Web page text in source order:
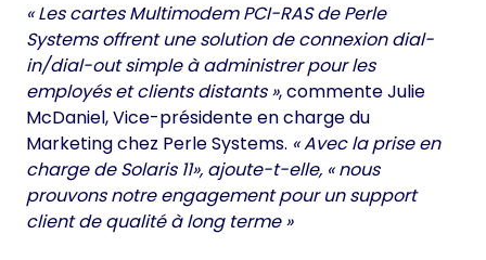
« Les cartes Multimodem PCI-RAS de Perle
Systems offrent une solution de connexion dial-
in/dial-out simple à administrer pour les
employés et clients distants », commente Julie
McDaniel, Vice-présidente en charge du
Marketing chez Perle Systems. « Avec la prise en
charge de Solaris 11», ajoute-t-elle, « nous
prouvons notre engagement pour un support
client de qualité à long terme »